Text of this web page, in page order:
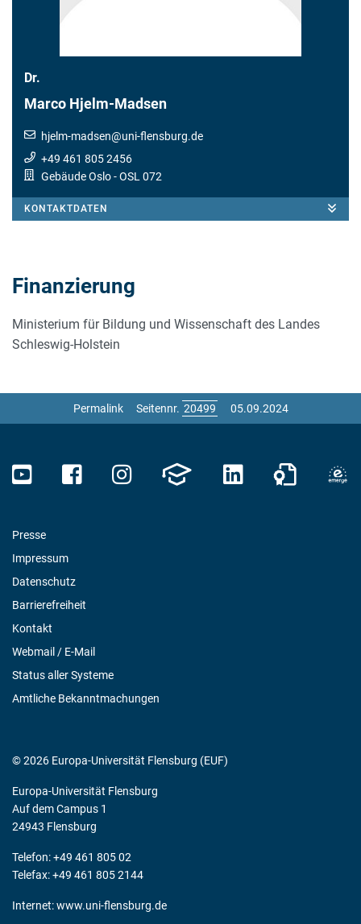
Dr.
Marco Hjelm-Madsen
hjelm-madsen@uni-flensburg.de
+49 461 805 2456
Gebäude Oslo- OSL 072
KONTAKTDATEN
Finanzierung
Ministerium für Bildung und Wissenschaft des Landes
Schleswig-Holstein
Permalink Seitennr. 05.09.2024
Presse
Impressum
Datenschutz
Barrierefreiheit
Kontakt
Webmail / E-Mail
Status aller Systeme
Amtliche Bekanntmachungen
© 2026 Europa-Universität Flensburg (EUF)
Europa-Universität Flensburg
Auf dem Campus 1
24943 Flensburg
Telefon: +49 461 805 02
Telefax: +49 461 805 2144
Internet:www.uni-flensburg.de